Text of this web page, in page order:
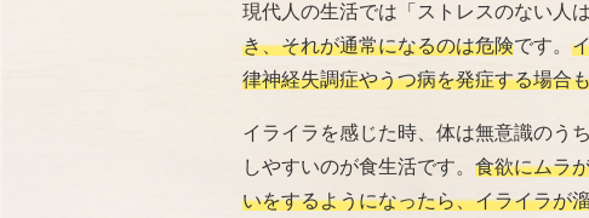
現代人の生活では「ストレスのない人
き、それが通常になるのは危険です。
律神経失調症やうつ病を発症する場合
イライラを感じた時、体は無意識のう
しやすいのが食生活です。 食欲にムラ
いをするようになったら、イライラが